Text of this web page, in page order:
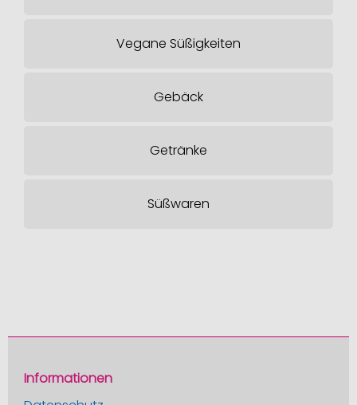
Vegane Süßigkeiten
Gebäck
Getränke
Süßwaren
Informationen